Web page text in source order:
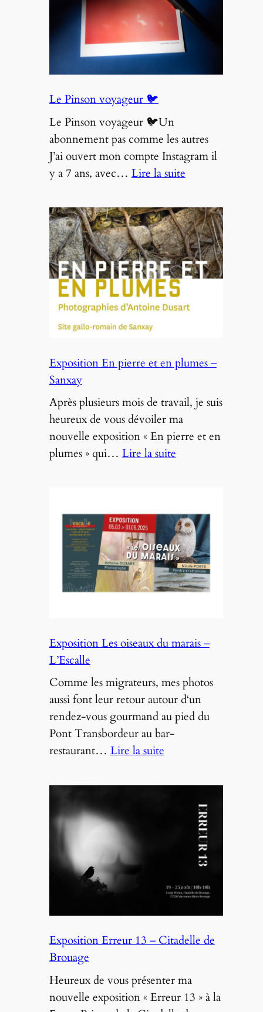
Fouras
Le Pinson voyageur 🐦
Le Pinson voyageur 🐦Un
abonnement pas comme les autres
J’ai ouvert mon compte Instagram il
y a 7 ans, avec… Lire la suite:
Pinson
voyageur
🐦
Exposition En pierre et en plumes –
Sanxay
Après plusieurs mois de travail, je suis
heureux de vous dévoiler ma
nouvelle exposition « En pierre et en
plumes » qui…Lire la suite:
et
en
plumes
–
Sanxay
Exposition Les oiseaux du marais –
L’Escalle
Comme les migrateurs, mes photos
aussi font leur retour autour d‘un
rendez-vous gourmand au pied du
Pont Transbordeur au bar-
restaurant…Lire la suite:
Les
L’Escalle
Exposition Erreur 13 – Citadelle de
Brouage
Heureux de vous présenter ma
nouvelle exposition « Erreur 13 » à la